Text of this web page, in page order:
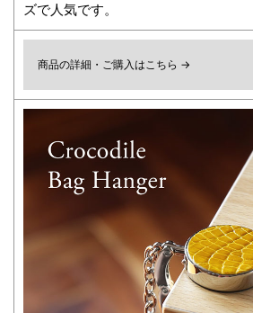
ズで人気です。
商品の詳細・ご購入はこちら →